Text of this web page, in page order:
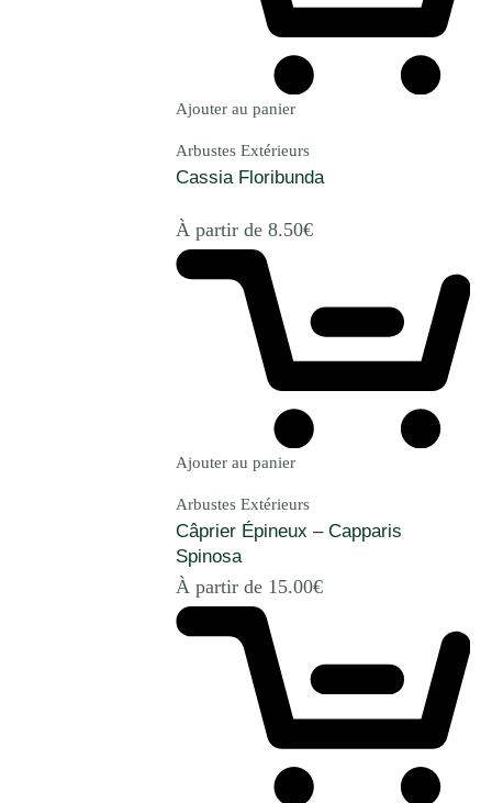
Ajouter au panier
Arbustes Extérieurs
Cassia Floribunda
À partir de 8.50€
Ajouter au panier
Arbustes Extérieurs
Câprier Épineux – Capparis
Spinosa
À partir de 15.00€